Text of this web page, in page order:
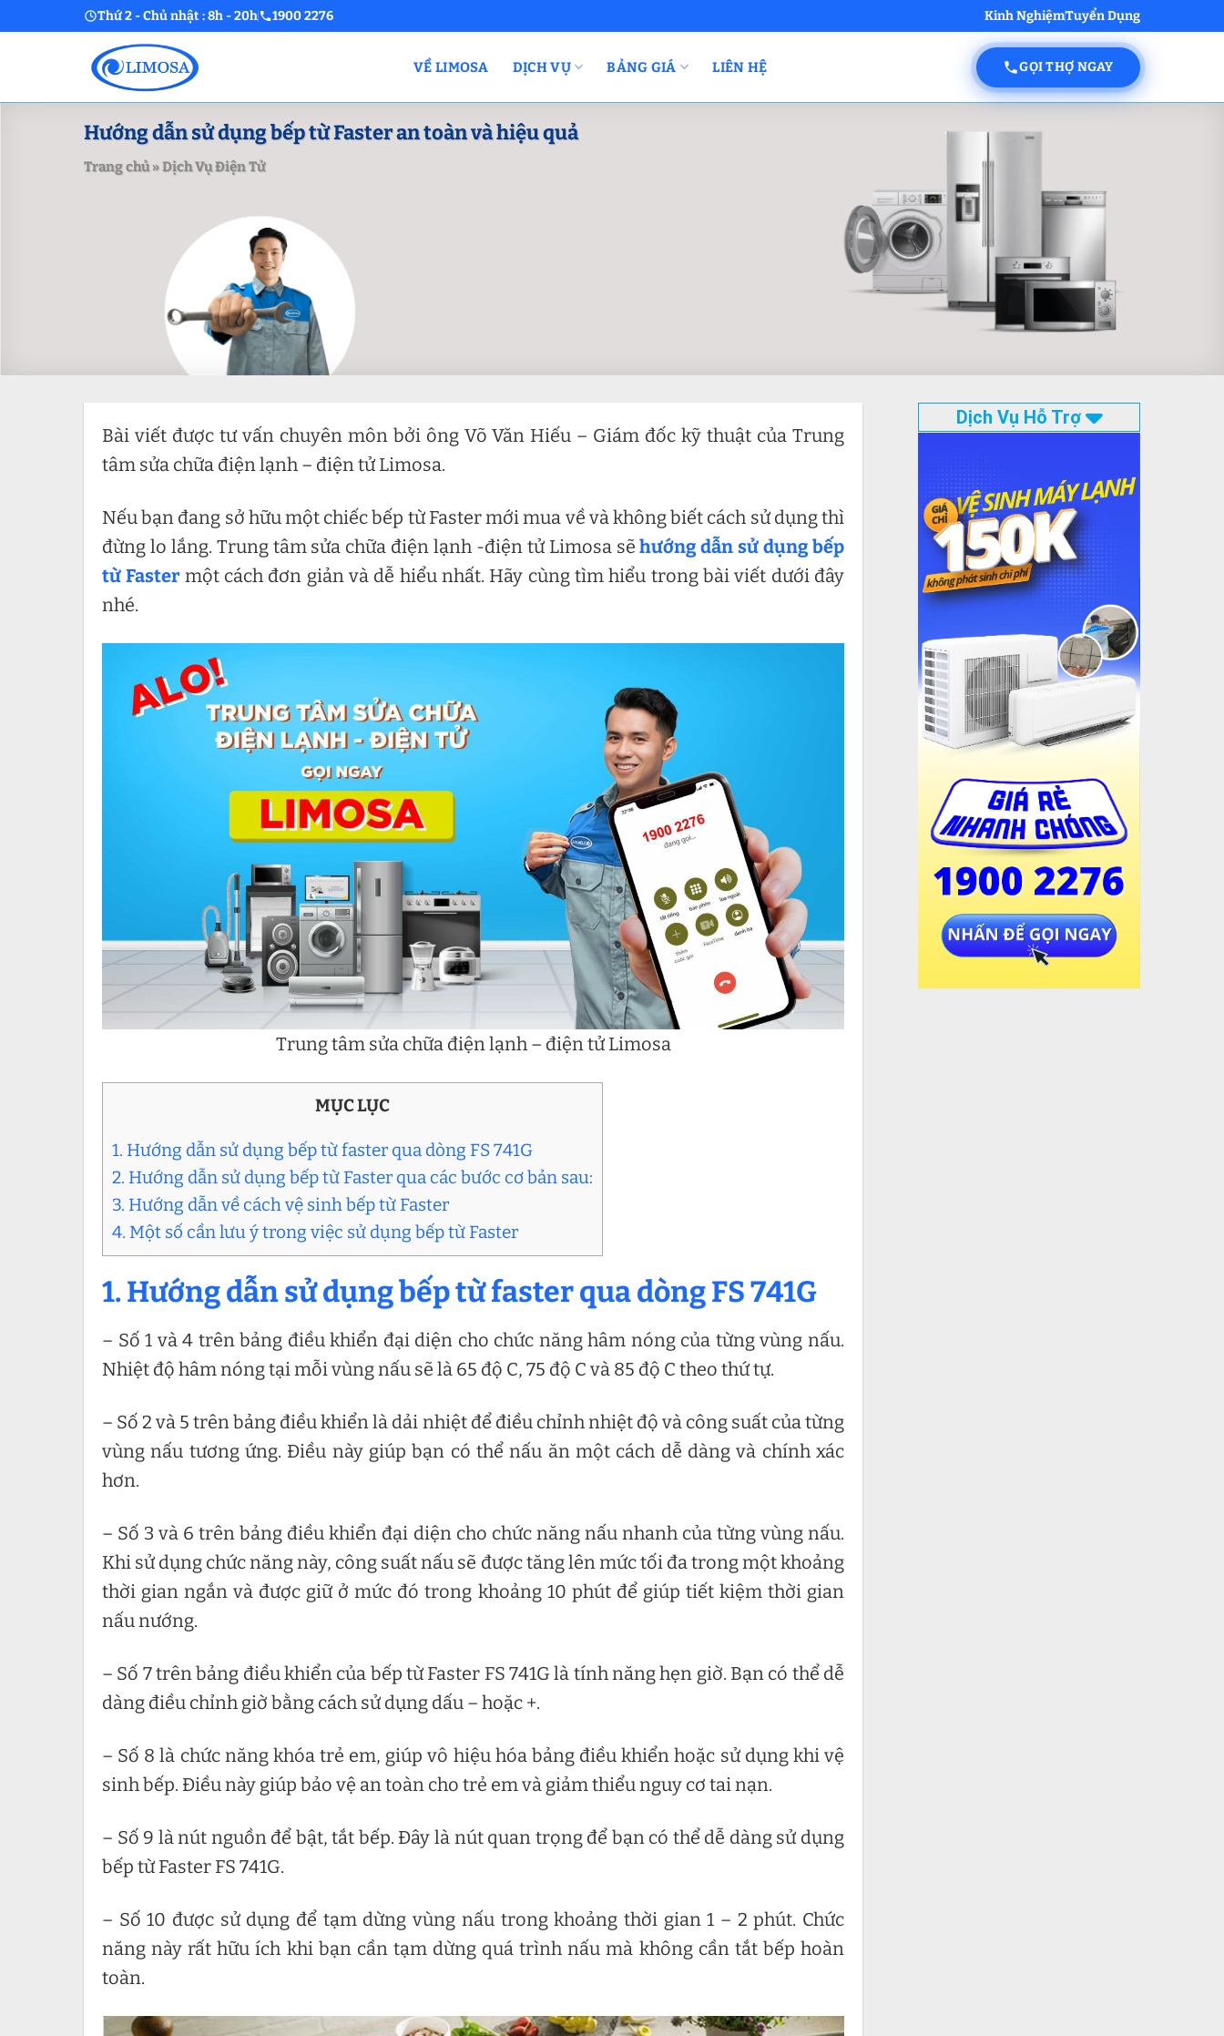
to
Thứ 2 - Chủ nhật : 8h - 20h 1900 2276 Kinh NghiệmTuyển Dụng
VỀ LIMOSA DỊCH VỤ BẢNG GIÁ LIÊN HỆ GỌI THỢ NGAY
Hướng dẫn sử dụng bếp từ Faster an toàn và hiệu quả
Trang chủ»Dịch Vụ Điện Tử
Bài viết được tư vấn chuyên môn bởi ông Võ Văn Hiếu – Giám đốc kỹ thuật của Trung
tâm sửa chữa điện lạnh – điện tử Limosa.
Nếu bạn đang sở hữu một chiếc bếp từ Faster mới mua về và không biết cách sử dụng thì
đừng lo lắng. Trung tâm sửa chữa điện lạnh -điện tử Limosa sẽhướng dẫn sử dụng bếp
từ Faster một cách đơn giản và dễ hiểu nhất. Hãy cùng tìm hiểu trong bài viết dưới đây
nhé.
Trung tâm sửa chữa điện lạnh – điện tử Limosa
MỤC LỤC
1. Hướng dẫn sử dụng bếp từ faster qua dòng FS 741G
2. Hướng dẫn sử dụng bếp từ Faster qua các bước cơ bản sau:
3. Hướng dẫn về cách vệ sinh bếp từ Faster
4. Một số cần lưu ý trong việc sử dụng bếp từ Faster
1. Hướng dẫn sử dụng bếp từ faster qua dòng FS 741G
– Số 1 và 4 trên bảng điều khiển đại diện cho chức năng hâm nóng của từng vùng nấu.
Nhiệt độ hâm nóng tại mỗi vùng nấu sẽ là 65 độ C, 75 độ C và 85 độ C theo thứ tự.
– Số 2 và 5 trên bảng điều khiển là dải nhiệt để điều chỉnh nhiệt độ và công suất của từng
vùng nấu tương ứng. Điều này giúp bạn có thể nấu ăn một cách dễ dàng và chính xác
hơn.
– Số 3 và 6 trên bảng điều khiển đại diện cho chức năng nấu nhanh của từng vùng nấu.
Khi sử dụng chức năng này, công suất nấu sẽ được tăng lên mức tối đa trong một khoảng
thời gian ngắn và được giữ ở mức đó trong khoảng 10 phút để giúp tiết kiệm thời gian
nấu nướng.
– Số 7 trên bảng điều khiển của bếp từ Faster FS 741G là tính năng hẹn giờ. Bạn có thể dễ
dàng điều chỉnh giờ bằng cách sử dụng dấu – hoặc +.
– Số 8 là chức năng khóa trẻ em, giúp vô hiệu hóa bảng điều khiển hoặc sử dụng khi vệ
sinh bếp. Điều này giúp bảo vệ an toàn cho trẻ em và giảm thiểu nguy cơ tai nạn.
– Số 9 là nút nguồn để bật, tắt bếp. Đây là nút quan trọng để bạn có thể dễ dàng sử dụng
bếp từ Faster FS 741G.
– Số 10 được sử dụng để tạm dừng vùng nấu trong khoảng thời gian 1 – 2 phút. Chức
năng này rất hữu ích khi bạn cần tạm dừng quá trình nấu mà không cần tắt bếp hoàn
toàn.
Dịch Vụ Hỗ Trợ